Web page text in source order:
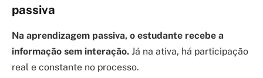
passiva
Na aprendizagem passiva, o estudante recebe a
informação sem interação. Já na ativa, há participação
real e constante no processo.